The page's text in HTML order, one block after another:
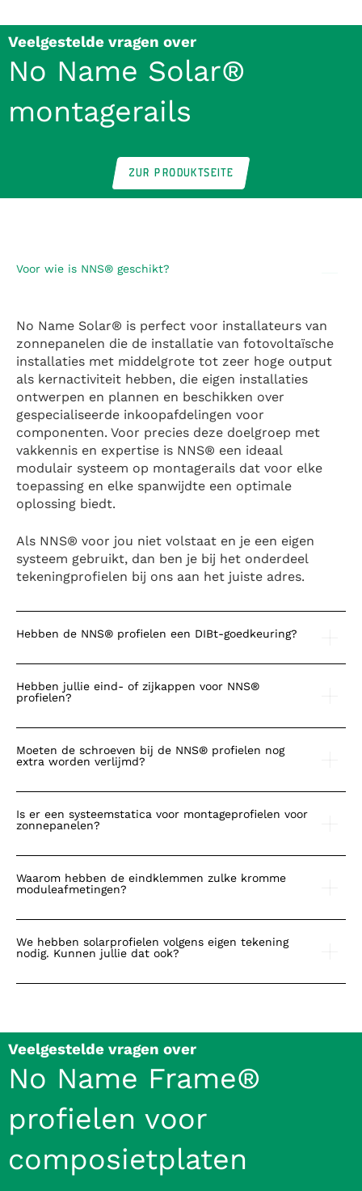
Veelgestelde vragen over
No Name Solar®
montagerails
ZUR PRODUKTSEITE
Voor wie is NNS® geschikt?
No Name Solar® is perfect voor installateurs van
zonnepanelen die de installatie van fotovoltaïsche
installaties met middelgrote tot zeer hoge output
als kernactiviteit hebben, die eigen installaties
ontwerpen en plannen en beschikken over
gespecialiseerde inkoopafdelingen voor
componenten. Voor precies deze doelgroep met
vakkennis en expertise is NNS® een ideaal
modulair systeem op montagerails dat voor elke
toepassing en elke spanwijdte een optimale
oplossing biedt.
Als NNS® voor jou niet volstaat en je een eigen
systeem gebruikt, dan ben je bij het onderdeel
tekeningprofielen bij ons aan het juiste adres.
Hebben de NNS® profielen een DIBt-goedkeuring?
Hebben jullie eind- of zijkappen voor NNS®
profielen?
Moeten de schroeven bij de NNS® profielen nog
extra worden verlijmd?
Is er een systeemstatica voor montageprofielen voor
zonnepanelen?
Waarom hebben de eindklemmen zulke kromme
moduleafmetingen?
We hebben solarprofielen volgens eigen tekening
nodig. Kunnen jullie dat ook?
Veelgestelde vragen over
No Name Frame®
profielen voor
composietplaten